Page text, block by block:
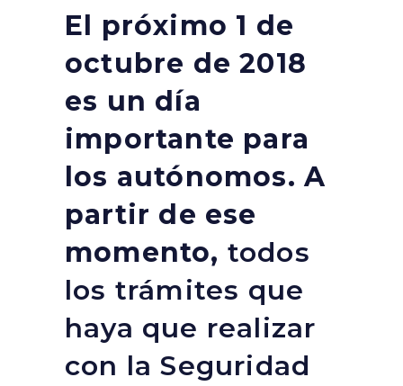
El próximo 1 de
octubre de 2018
es un día
importante para
los autónomos. A
partir de ese
momento, todos
los trámites que
haya que realizar
con la Seguridad